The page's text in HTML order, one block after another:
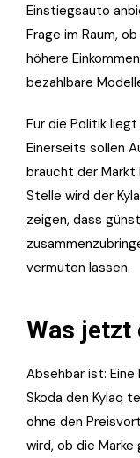
Einstiegsauto
Frage im Raum,
höhere
bezahlbare
Für die Politik liegt
Einerseits sollen
braucht der Markt
Stelle wird der
zeigen, dass
vermuten lassen.
Was jetzt
Absehbar ist:
Skoda den Kylaq
ohne den
wird, ob die